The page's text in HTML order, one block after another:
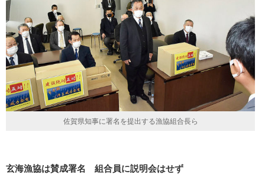
佐賀県知事に署名を提出する漁協組合長ら
玄海漁協は賛成署名 組合員に説明会はせず